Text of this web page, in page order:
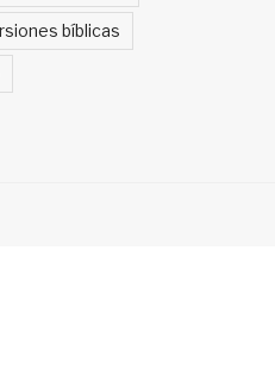
bíblicas